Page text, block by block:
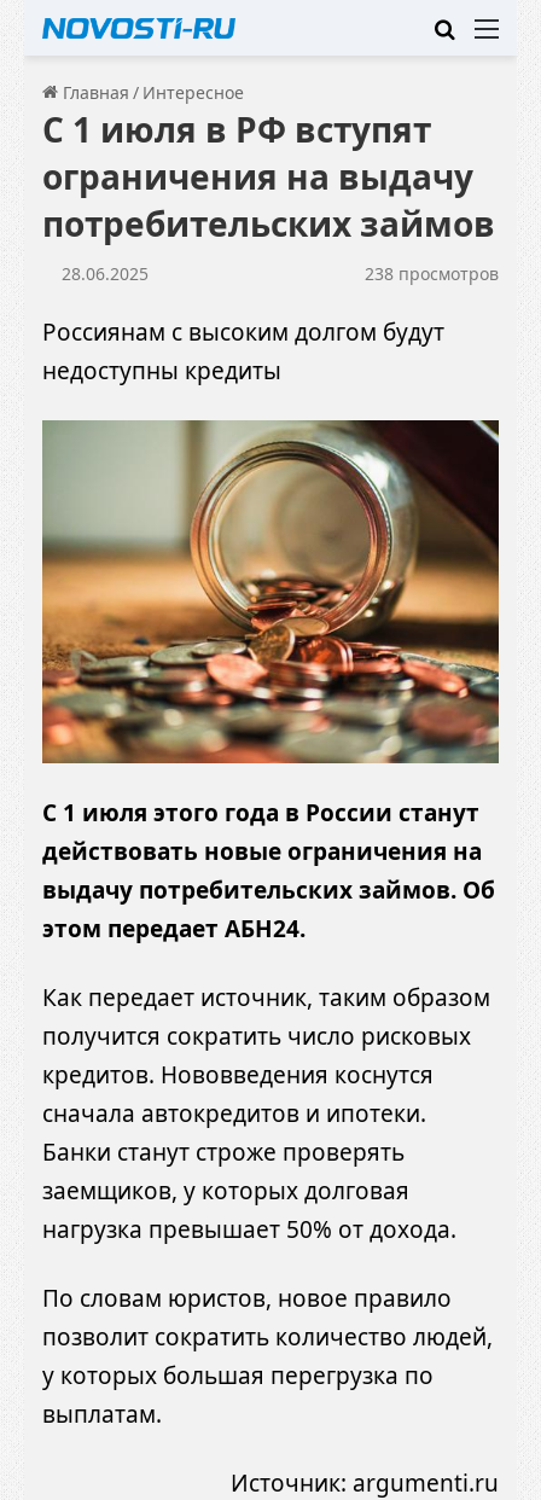
Искать
Главная / Интересное
С 1 июля в РФ вступят
ограничения на выдачу
потребительских займов
28.06.2025 238 просмотров
Россиянам с высоким долгом будут
недоступны кредиты
С 1 июля этого года в России станут
действовать новые ограничения на
выдачу потребительских займов. Об
этом передает АБН24.
Как передает источник, таким образом
получится сократить число рисковых
кредитов. Нововведения коснутся
сначала автокредитов и ипотеки.
Банки станут строже проверять
заемщиков, у которых долговая
нагрузка превышает 50% от дохода.
По словам юристов, новое правило
позволит сократить количество людей,
у которых большая перегрузка по
выплатам.
Источник: argumenti.ru